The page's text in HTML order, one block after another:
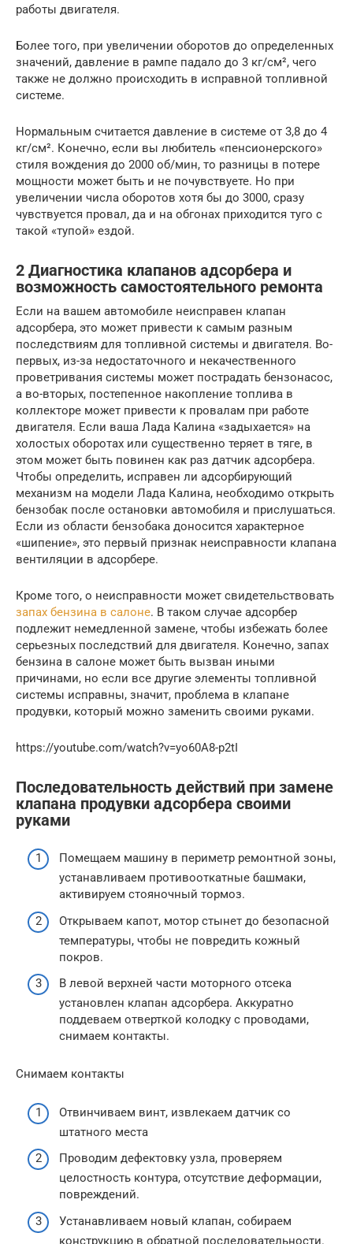
работы двигателя.
Более того, при увеличении оборотов до определенных
значений, давление в рампе падало до 3 кг/см², чего
также не должно происходить в исправной топливной
системе.
Нормальным считается давление в системе от 3,8 до 4
кг/см². Конечно, если вы любитель «пенсионерского»
стиля вождения до 2000 об/мин, то разницы в потере
мощности может быть и не почувствуете. Но при
увеличении числа оборотов хотя бы до 3000, сразу
чувствуется провал, да и на обгонах приходится туго с
такой «тупой» ездой.
2 Диагностика клапанов адсорбера и
возможность самостоятельного ремонта
Если на вашем автомобиле неисправен клапан
адсорбера, это может привести к самым разным
последствиям для топливной системы и двигателя. Во-
первых, из-за недостаточного и некачественного
проветривания системы может пострадать бензонасос,
а во-вторых, постепенное накопление топлива в
коллекторе может привести к провалам при работе
двигателя. Если ваша Лада Калина «задыхается» на
холостых оборотах или существенно теряет в тяге, в
этом может быть повинен как раз датчик адсорбера.
Чтобы определить, исправен ли адсорбирующий
механизм на модели Лада Калина, необходимо открыть
бензобак после остановки автомобиля и прислушаться.
Если из области бензобака доносится характерное
«шипение», это первый признак неисправности клапана
вентиляции в адсорбере.
Кроме того, о неисправности может свидетельствовать
запах бензина в салоне. В таком случае адсорбер
подлежит немедленной замене, чтобы избежать более
серьезных последствий для двигателя. Конечно, запах
бензина в салоне может быть вызван иными
причинами, но если все другие элементы топливной
системы исправны, значит, проблема в клапане
продувки, который можно заменить своими руками.
https://youtube.com/watch?v=yo60A8-p2tI
Последовательность действий при замене
клапана продувки адсорбера своими
руками
Помещаем машину в периметр ремонтной зоны,
устанавливаем противооткатные башмаки,
активируем стояночный тормоз.
Открываем капот, мотор стынет до безопасной
температуры, чтобы не повредить кожный
покров.
В левой верхней части моторного отсека
установлен клапан адсорбера. Аккуратно
поддеваем отверткой колодку с проводами,
снимаем контакты.
Снимаем контакты
Отвинчиваем винт, извлекаем датчик со
штатного места
Проводим дефектовку узла, проверяем
целостность контура, отсутствие деформации,
повреждений.
Устанавливаем новый клапан, собираем
конструкцию в обратной последовательности.